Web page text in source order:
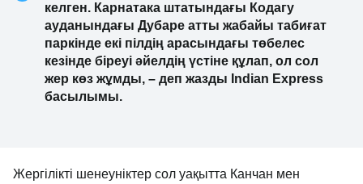
келген. Карнатака штатындағы Кодагу
ауданындағы Дубаре атты жабайы табиғат
паркінде екі пілдің арасындағы төбелес
кезінде біреуі әйелдің үстіне құлап, ол сол
жер көз жұмды, – деп жазды Indian Express
басылымы.
Жергілікті шенеуніктер сол уақытта Канчан мен